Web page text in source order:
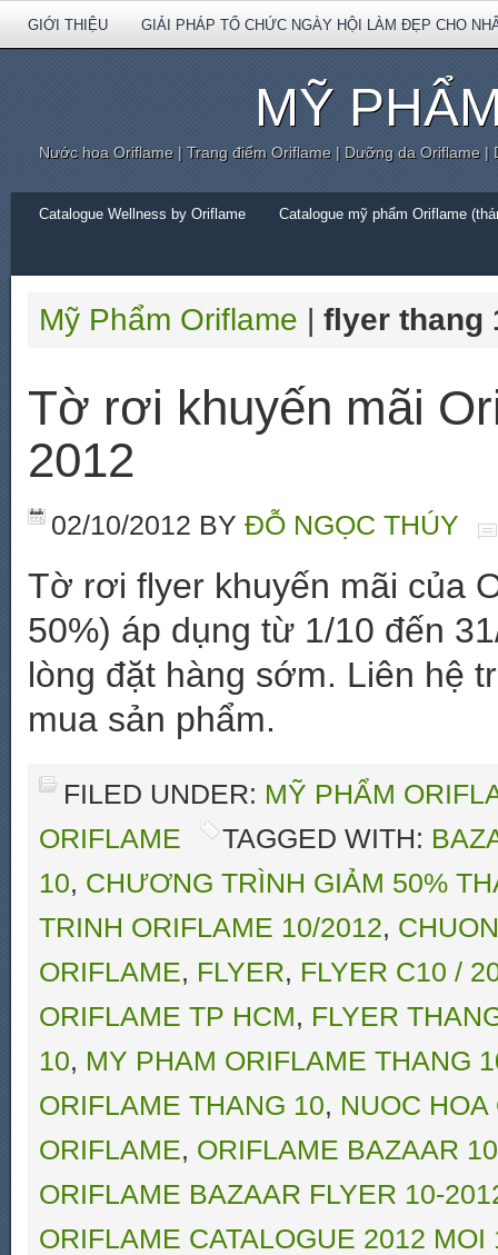
GIỚI THIỆU GIẢI PHÁP TỔ CHỨC NGÀY HỘI LÀM ĐẸP CHO
MỸ
Nước hoa Oriflame | Trang điểm Oriflame | Dưỡng da Oriflame
Catalogue Wellness by Oriflame Catalogue mỹ phẩm Oriflame
Mỹ Phẩm Oriflame | flyer thang
Tờ rơi khuyến mãi
2012
02/10/2012 BY ĐỖ NGỌC THÚY
Tờ rơi flyer khuyến mãi của
50%) áp dụng từ 1/10 đến
lòng đặt hàng sớm. Liên hệ
mua sản phẩm.
FILED UNDER: MỸ PHẨM
ORIFLAME
TAGGED WITH:
10, CHƯƠNG TRÌNH GIẢM 50%
TRINH ORIFLAME 10/2012,
ORIFLAME, FLYER, FLYER C10 /
ORIFLAME TP HCM, FLYER
10, MY PHAM ORIFLAME THANG
ORIFLAME THANG 10, NUOC
ORIFLAME, ORIFLAME BAZAAR
ORIFLAME BAZAAR FLYER 10-
ORIFLAME CATALOGUE 2012 MOI